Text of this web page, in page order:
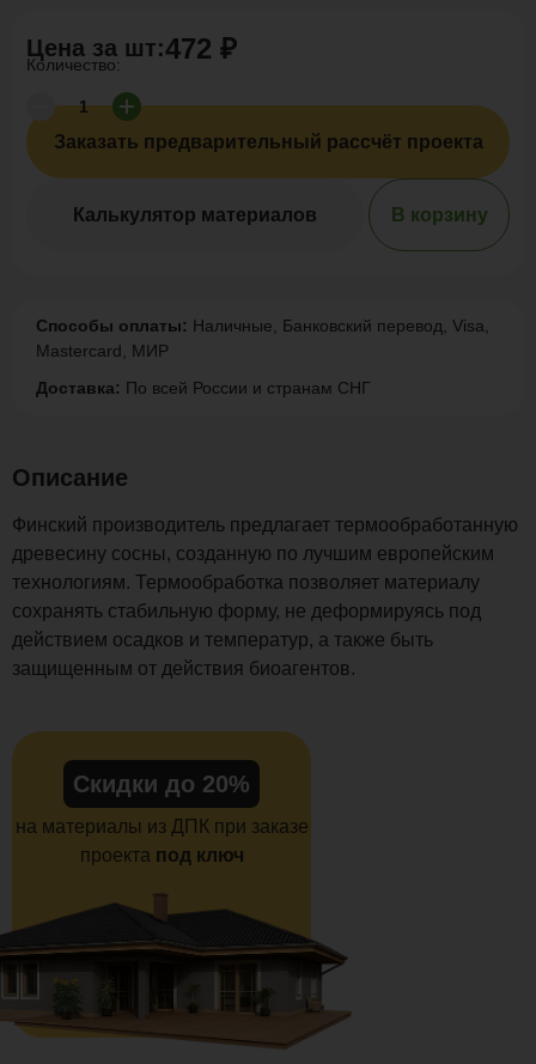
Цена за шт:472 ₽
Количество:
Заказать предварительный рассчёт проекта
Калькулятор материалов В корзину
Способы оплаты: Наличные, Банковский перевод, Visa,
Mastercard, МИР
Доставка: По всей России и странам СНГ
Описание
Финский производитель предлагает термообработанную
древесину сосны, созданную по лучшим европейским
технологиям. Термообработка позволяет материалу
сохранять стабильную форму, не деформируясь под
действием осадков и температур, а также быть
защищенным от действия биоагентов.
Скидки до 20%
на материалы из ДПК при заказе
проекта под ключ